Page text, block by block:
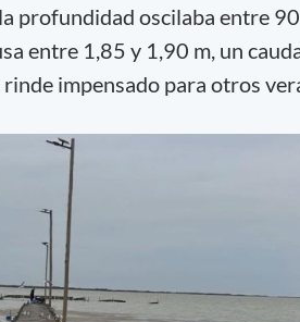
profundidad oscilaba entre 90
entre 1,85 y 1,90 m, un
impensado para otros